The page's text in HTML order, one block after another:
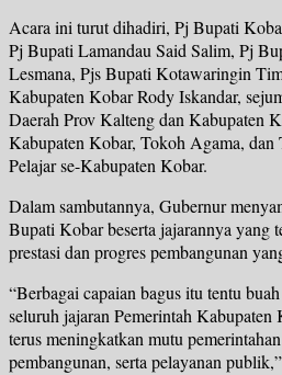
Acara ini turut dihadiri, Pj Bupati
Pj Bupati Lamandau Said Salim, Pj
Lesmana, Pjs Bupati Kotawaringin
Kabupaten Kobar Rody Iskandar,
Daerah Prov Kalteng dan Kabupaten
Kabupaten Kobar, Tokoh Agama, dan
Pelajar se-Kabupaten Kobar.
Dalam sambutannya, Gubernur
Bupati Kobar beserta jajarannya yang
prestasi dan progres pembangunan
“Berbagai capaian bagus itu tentu
seluruh jajaran Pemerintah
terus meningkatkan mutu
pembangunan, serta pelayanan